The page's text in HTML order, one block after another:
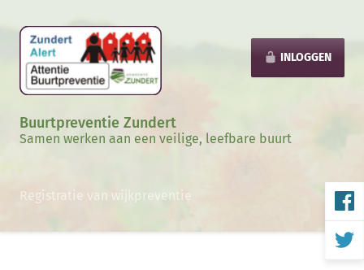
INLOGGEN
Buurtpreventie Zundert
Samen werken aan een veilige, leefbare buurt
Registratie van wijkpreventie